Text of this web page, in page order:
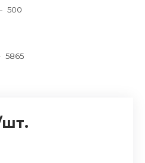
500
5865
шт.